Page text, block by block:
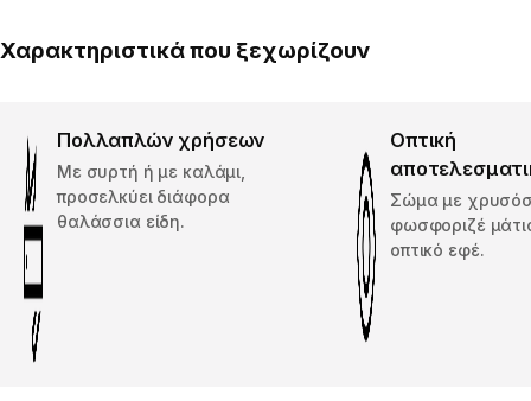
Χαρακτηριστικά που ξεχωρίζουν
Πολλαπλών χρήσεων
Με συρτή ή με καλάμι,
προσελκύει διάφορα
θαλάσσια είδη.
Οπτική
Σώμα με
φωσφοριζέ
οπτικό εφέ.